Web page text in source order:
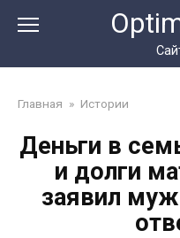
Главная » Истории
Деньги в
и долги
заявил